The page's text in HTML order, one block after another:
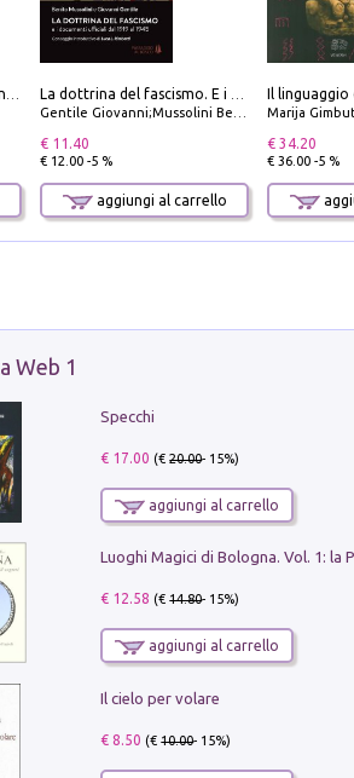
Mario Botta. Sacro e profano-Sacred and profane
La dottrina del fascismo. E i documenti ufficiali dal 1919 al 1945
Gentile Giovanni;Mussolini Benito
€ 11.40
€ 12.00 -5 %
aggiungi al carrello
Il linguaggio
Marija
€ 34.20
€ 36.00 -5 %
Web 1
Specchi
€ 17.00 (€20.00- 15%)
aggiungi al carrello
€ 12.58 (€14.80- 15%)
aggiungi al carrello
Il cielo per volare
€ 8.50 (€10.00- 15%)